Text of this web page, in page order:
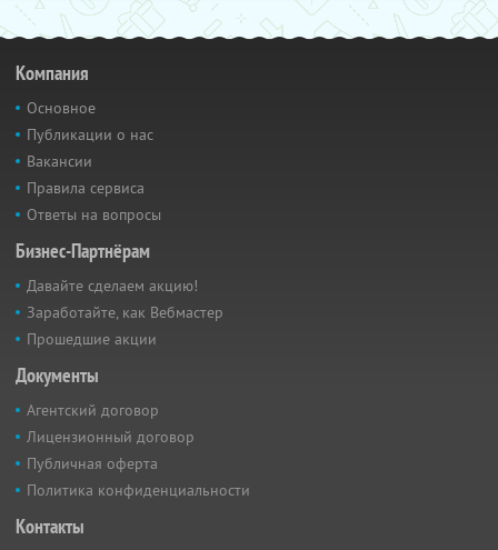
Компания
Основное
Публикации о нас
Вакансии
Правила сервиса
Ответы на вопросы
Бизнес-Партнёрам
Давайте сделаем акцию!
Заработайте, как Вебмастер
Прошедшие акции
Документы
Агентский договор
Лицензионный договор
Публичная оферта
Политика конфиденциальности
Контакты